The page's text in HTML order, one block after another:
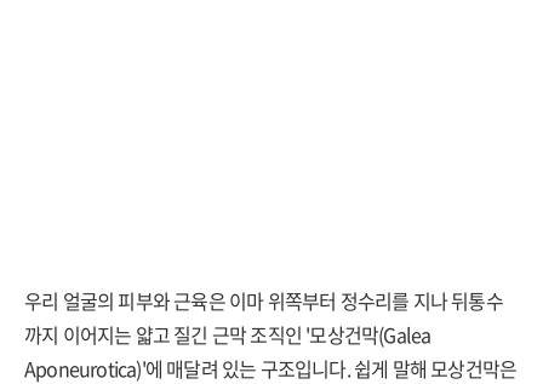
우리 얼굴의 피부와 근육은 이마 위쪽부터 정수리를 지나 뒤통수
까지 이어지는 얇고 질긴 근막 조직인 '모상건막(Galea
Aponeurotica)'에 매달려 있는 구조입니다. 쉽게 말해 모상건막은